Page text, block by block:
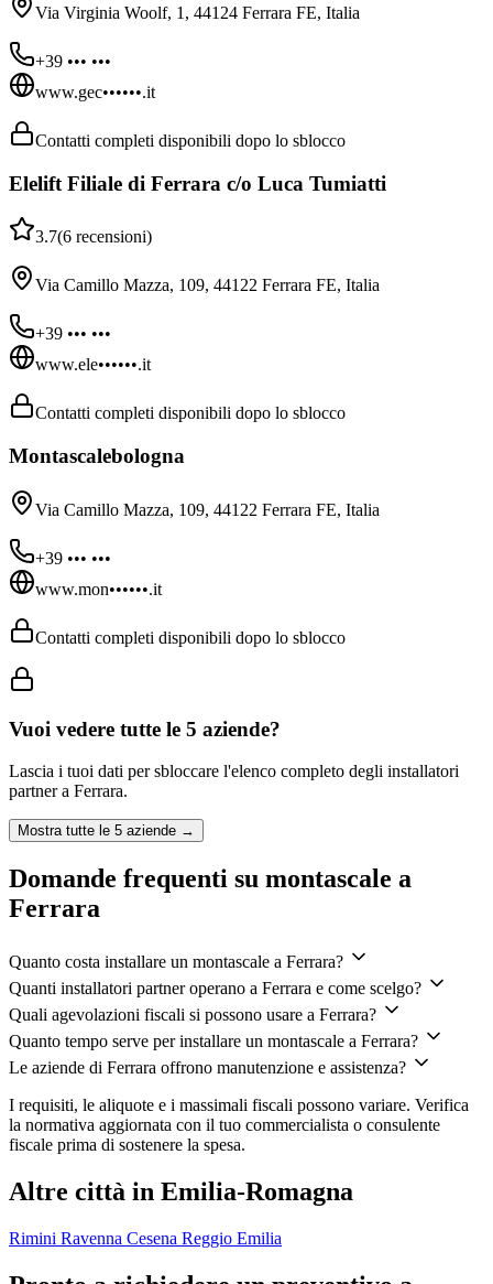
Via Virginia Woolf, 1, 44124 Ferrara FE, Italia
+39 ••• •••
www.gec••••••.it
Contatti completi disponibili dopo lo sblocco
Elelift Filiale di Ferrara c/o Luca Tumiatti
3.7(6 recensioni)
Via Camillo Mazza, 109, 44122 Ferrara FE, Italia
+39 ••• •••
www.ele••••••.it
Contatti completi disponibili dopo lo sblocco
Montascalebologna
Via Camillo Mazza, 109, 44122 Ferrara FE, Italia
+39 ••• •••
www.mon••••••.it
Contatti completi disponibili dopo lo sblocco
Vuoi vedere tutte le 5 aziende?
Lascia i tuoi dati per sbloccare l'elenco completo degli installatori
partner a Ferrara.
Mostra tutte le 5 aziende →
Domande frequenti su montascale a
Ferrara
Quanto costa installare un montascale a Ferrara?
Quanti installatori partner operano a Ferrara e come scelgo?
Quali agevolazioni fiscali si possono usare a Ferrara?
Quanto tempo serve per installare un montascale a Ferrara?
Le aziende di Ferrara offrono manutenzione e assistenza?
I requisiti, le aliquote e i massimali fiscali possono variare. Verifica
la normativa aggiornata con il tuo commercialista o consulente
fiscale prima di sostenere la spesa.
Altre città in Emilia-Romagna
Rimini Ravenna Cesena Reggio Emilia